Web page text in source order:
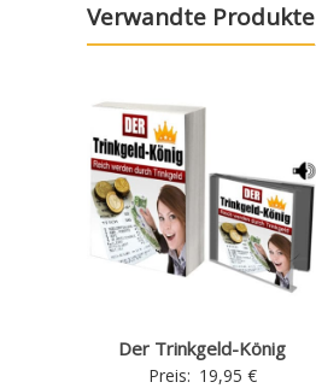
Verwandte Produkte
Der Trinkgeld-König
Preis: 19,95 €